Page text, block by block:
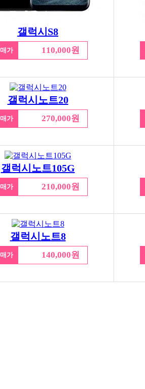
갤럭시S8
가 110,000원
갤럭시노트20
가 270,000원
갤럭시노트105G
가 210,000원
갤럭시노트8
가 140,000원